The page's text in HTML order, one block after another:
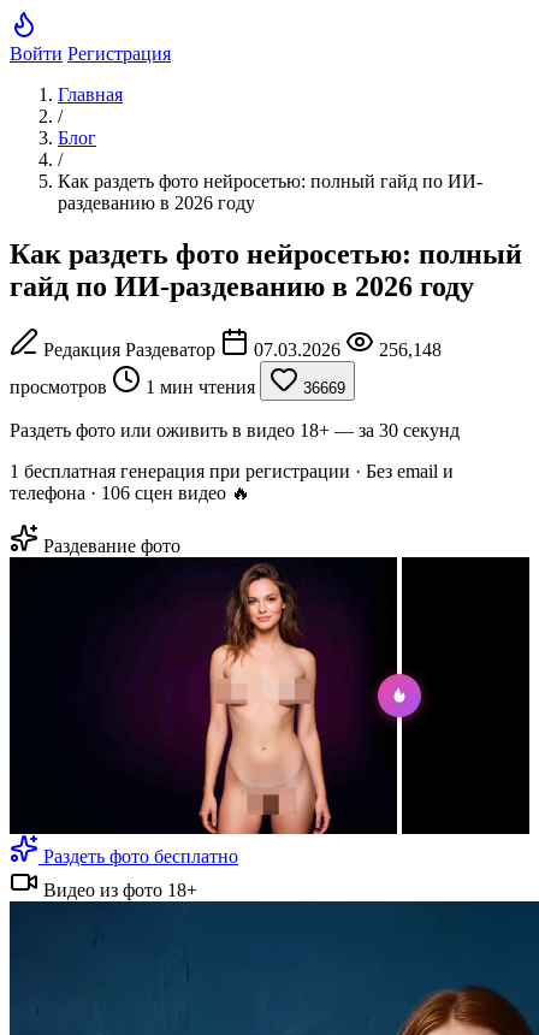
Войти Регистрация
Главная
/
Блог
/
Как раздеть фото нейросетью: полный гайд по ИИ-
раздеванию в 2026 году
Как раздеть фото нейросетью: полный
гайд по ИИ-раздеванию в 2026 году
Редакция Раздеватор 07.03.2026
256,148
просмотров
1 мин чтения 36669
Раздеть фото или оживить в видео 18+ — за 30 секунд
1 бесплатная генерация при регистрации · Без email и
телефона · 106 сцен видео 🔥
Раздевание фото
Раздеть фото бесплатно
Видео из фото 18+